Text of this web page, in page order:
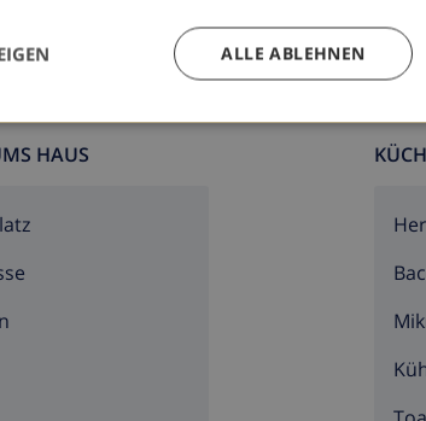
Villa)
HAUS
ALLE ABLEHNEN